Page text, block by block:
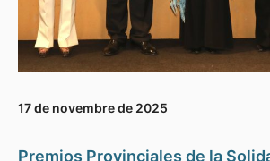
17 de novembre de 2025
Premios Provinciales de la